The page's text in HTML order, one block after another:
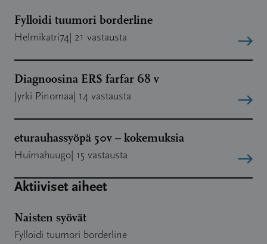
Fylloidi tuumori borderline
Kirjoittaja:
Helmikatri74 | 21 vastausta
Diagnoosina ERS farfar 68 v
Kirjoittaja:
Jyrki Pinomaa | 14 vastausta
eturauhassyöpä 50v – kokemuksia
Kirjoittaja:
Huimahuugo | 15 vastausta
Aktiiviset aiheet
Naisten syövät
Uusin aihe
Fylloidi tuumori borderline